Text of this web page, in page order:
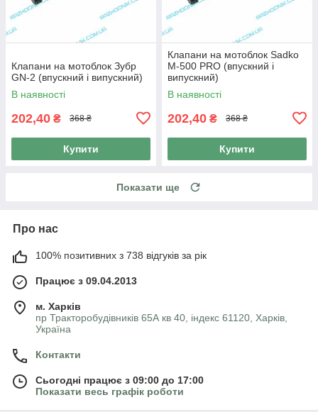
Клапани на мотоблок Зубр
GN-2 (впускний і випускний)
В наявності
202,40 ₴ 368 ₴
Купити
Клапани на мотоблок Sadko
M-500 PRO (впускний і
випускний)
В наявності
202,40 ₴ 368 ₴
Купити
Показати ще
Про нас
100% позитивних з 738 відгуків за рік
Працює з 09.04.2013
м. Харків
пр Тракторобудівників 65А кв 40, індекс 61120, Харків,
Україна
Контакти
Сьогодні працює з 09:00 до 17:00
Показати весь графік роботи